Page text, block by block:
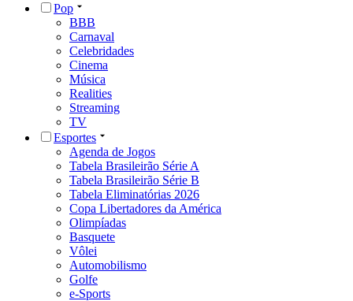
Pop
BBB
Carnaval
Celebridades
Cinema
Música
Realities
Streaming
TV
Esportes
Agenda de Jogos
Tabela Brasileirão Série A
Tabela Brasileirão Série B
Tabela Eliminatórias 2026
Copa Libertadores da América
Olimpíadas
Basquete
Vôlei
Automobilismo
Golfe
e-Sports